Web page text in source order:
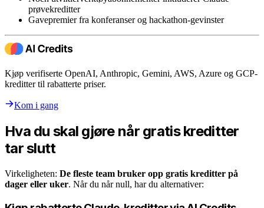
prøvekreditter
Gavepremier fra konferanser og hackathon-gevinster
Kjøp verifiserte OpenAI, Anthropic, Gemini, AWS, Azure og GCP-
kreditter til rabatterte priser.
Kom i gang
Hva du skal gjøre når gratis kreditter
tar slutt
Virkeligheten: De fleste team bruker opp gratis kreditter på
dager eller uker. Når du når null, har du alternativer: